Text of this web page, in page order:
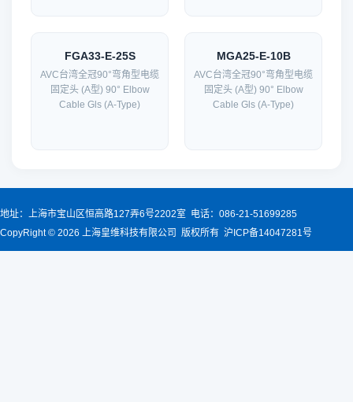
FGA33-E-25S
AVC台湾全冠90°弯角型电缆
固定头 (A型) 90° Elbow
Cable Gls (A-Type)
MGA25-E-10B
AVC台湾全冠90°弯角型电缆
固定头 (A型) 90° Elbow
Cable Gls (A-Type)
地址：上海市宝山区恒高路127弄6号2202室 电话：086-21-51699285
CopyRight © 2026 上海皇维科技有限公司 版权所有 沪ICP备14047281号